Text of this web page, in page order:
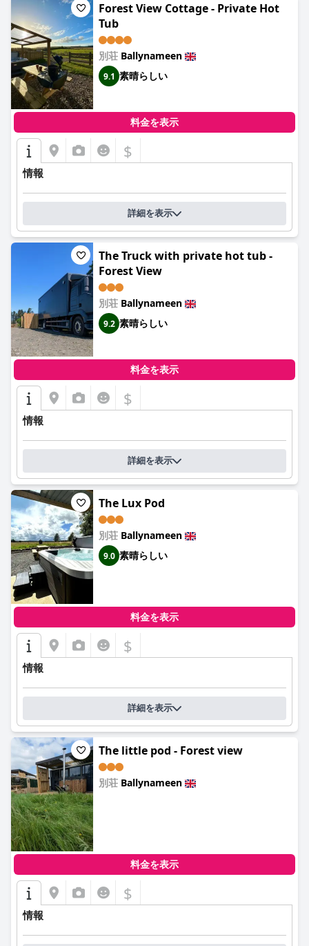
Forest View Cottage - Private Hot
Tub
別荘 Ballynameen
9.1 素晴らしい
料金を表示
$
情報
詳細を表示
The Truck with private hot tub -
Forest View
別荘 Ballynameen
9.2 素晴らしい
料金を表示
$
情報
詳細を表示
The Lux Pod
別荘 Ballynameen
9.0 素晴らしい
料金を表示
$
情報
詳細を表示
The little pod - Forest view
別荘 Ballynameen
料金を表示
$
情報